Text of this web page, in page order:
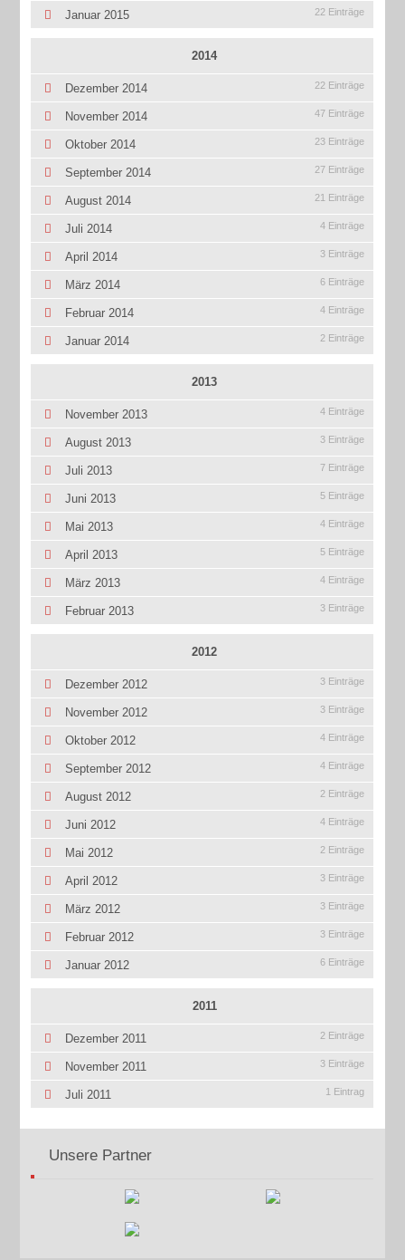
Januar 2015 22 Einträge
2014
Dezember 2014 22 Einträge
November 2014 47 Einträge
Oktober 2014 23 Einträge
September 2014 27 Einträge
August 2014 21 Einträge
Juli 2014 4 Einträge
April 2014 3 Einträge
März 2014 6 Einträge
Februar 2014 4 Einträge
Januar 2014 2 Einträge
2013
November 2013 4 Einträge
August 2013 3 Einträge
Juli 2013 7 Einträge
Juni 2013 5 Einträge
Mai 2013 4 Einträge
April 2013 5 Einträge
März 2013 4 Einträge
Februar 2013 3 Einträge
2012
Dezember 2012 3 Einträge
November 2012 3 Einträge
Oktober 2012 4 Einträge
September 2012 4 Einträge
August 2012 2 Einträge
Juni 2012 4 Einträge
Mai 2012 2 Einträge
April 2012 3 Einträge
März 2012 3 Einträge
Februar 2012 3 Einträge
Januar 2012 6 Einträge
2011
Dezember 2011 2 Einträge
November 2011 3 Einträge
Juli 2011 1 Eintrag
Unsere Partner